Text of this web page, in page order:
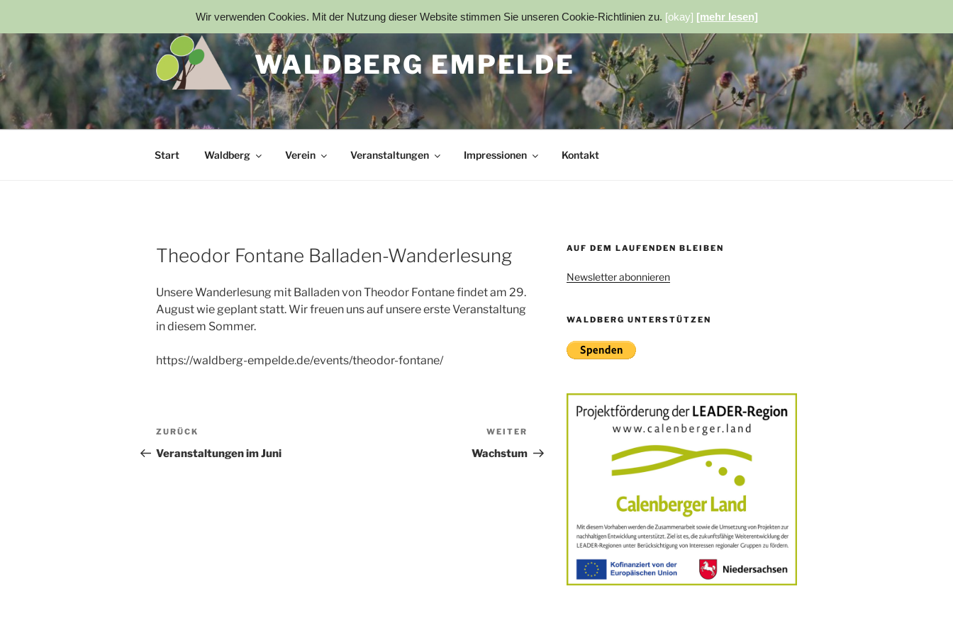
springen
WALDBERG EMPELDE
Start Waldberg Verein Veranstaltungen Impressionen Kontakt
Theodor Fontane Balladen-Wanderlesung
Unsere Wanderlesung mit Balladen von Theodor Fontane findet am 29.
August wie geplant statt. Wir freuen uns auf unsere erste Veranstaltung
in diesem Sommer.
https://waldberg-empelde.de/events/theodor-fontane/
Beitragsnavigation
Vorheriger
Beitrag
ZURÜCK
Veranstaltungen im Juni
Beitrag
WEITER
Wachstum
AUF DEM LAUFENDEN BLEIBEN
Newsletter abonnieren
WALDBERG UNTERSTÜTZEN
Wir verwenden Cookies. Mit der Nutzung dieser Website stimmen Sie unseren Cookie-Richtlinien zu. [okay] [mehr lesen]